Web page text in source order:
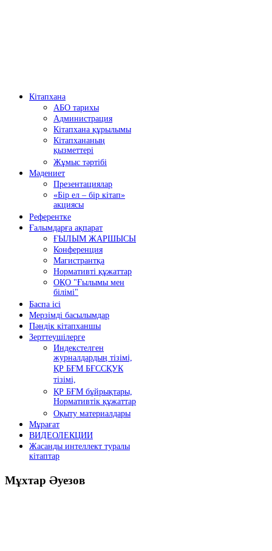
Кітапхана
АБО тарихы
Администрация
Кітапхана құрылымы
Кітапхананың
қызметтері
Жұмыс тәртібі
Мәдениет
Презентациялар
«Бір ел – бір кітап»
акциясы
Референтке
Ғалымдарға ақпарат
ҒЫЛЫМ ЖАРШЫСЫ
Конференция
Магистрантқа
Нормативті құжаттар
ОҚО "Ғылымы мен
білімі"
Баспа ісі
Мерзімді басылымдар
Пәндік кітапханшы
Зерттеушілерге
Индекстелген
журналдардың тізімі,
ҚР БҒМ БҒССҚУК
тізімі,
ҚР БҒМ бұйрықтары,
Нормативтік құжаттар
Оқыту материалдары
Мұрағат
ВИДЕОЛЕКЦИИ
Жасанды интеллект туралы
кітаптар
Мұхтар Әуезов